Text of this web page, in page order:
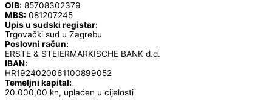
OIB: 85708302379
MBS: 081207245
Upis u sudski registar:
Trgovački sud u Zagrebu
Poslovni račun:
ERSTE & STEIERMARKISCHE BANK d.d.
IBAN:
HR1924020061100899052
Temeljni kapital:
20.000,00 kn, uplaćen u cijelosti